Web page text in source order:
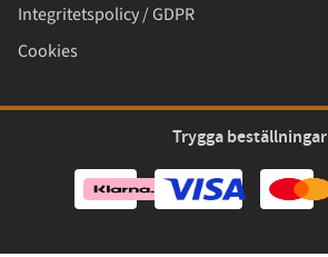
Integritetspolicy / GDPR
Cookies
Trygga beställningar